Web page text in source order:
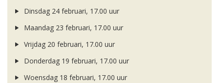
Dinsdag 24 februari, 17.00 uur
Maandag 23 februari, 17.00 uur
Vrijdag 20 februari, 17.00 uur
Donderdag 19 februari, 17.00 uur
Woensdag 18 februari, 17.00 uur